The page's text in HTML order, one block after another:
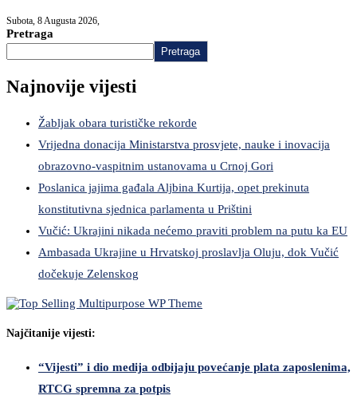
Subota, 8 Augusta 2026,
Pretraga
Pretraga
Najnovije vijesti
Žabljak obara turističke rekorde
Vrijedna donacija Ministarstva prosvjete, nauke i inovacija
obrazovno-vaspitnim ustanovama u Crnoj Gori
Poslanica jajima gađala Aljbina Kurtija, opet prekinuta
konstitutivna sjednica parlamenta u Prištini
Vučić: Ukrajini nikada nećemo praviti problem na putu ka EU
Ambasada Ukrajine u Hrvatskoj proslavlja Oluju, dok Vučić
dočekuje Zelenskog
Najčitanije vijesti:
“Vijesti” i dio medija odbijaju povećanje plata zaposlenima,
RTCG spremna za potpis